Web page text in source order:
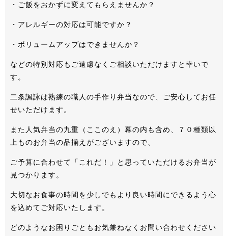
・ご飯をおかずに変えてもらえませんか？
・アレルギーの対応は可能ですか？
・ボリュームアップはできませんか？
などの特別対応もご遠慮なくご相談いただけますと幸いで
す。
二条諷詠は熟練の職人の手作り弁当なので、ご安心してお任
せいただけます。
また人気弁当の九重（ここのえ）幕の内も含め、７０種類以
上ものお弁当の品揃えがございますので、
ご予算に合わせて「これだ！」と思っていただけるお弁当が
見つかります。
大切なお食事の時間を少しでもより良い時間にできるよう心
を込めてご対応いたします。
どのようなお困りごともお気兼ねなくお問い合わせください